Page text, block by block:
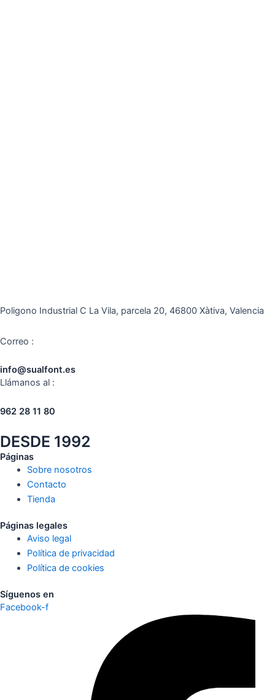
Poligono Industrial C La Vila, parcela 20, 46800 Xàtiva, Valencia
Correo :
info@sualfont.es
Llámanos al :
962 28 11 80
DESDE 1992
Páginas
Sobre nosotros
Contacto
Tienda
Páginas legales
Aviso legal
Política de privacidad
Política de cookies
Síguenos en
Facebook-f